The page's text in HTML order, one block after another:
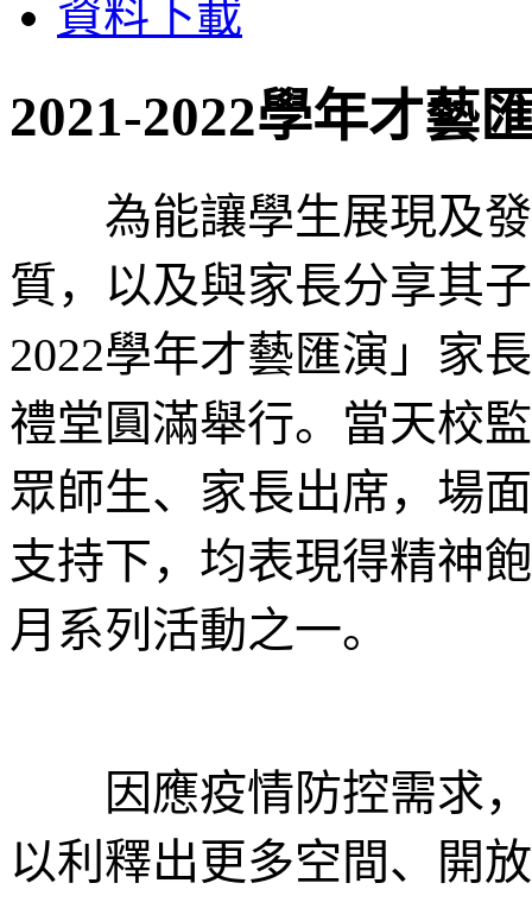
資料下載
2021-2022學年才藝
為能讓學生展現及發
質，以及與家長分享其
2022學年才藝匯演」家
禮堂圓滿舉行。當天校
眾師生、家長出席，場
支持下，均表現得精神
月系列活動之一。
因應疫情防控需求，
以利釋出更多空間、開